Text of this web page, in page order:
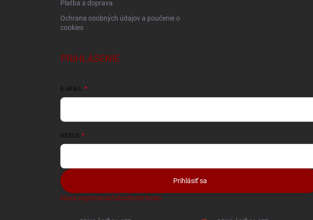
Platba a doprava
Ochrana osobných údajov a poučenie o
cookies
PRIHLÁSENIE
E-MAIL
HESLO
Prihlásiť sa
Nová registráciaZabudnuté heslo